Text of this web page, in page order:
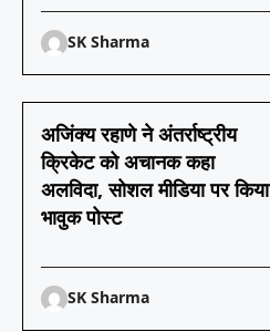
SK Sharma
अजिंक्य रहाणे ने अंतर्राष्ट्रीय
क्रिकेट को अचानक कहा
अलविदा, सोशल मीडिया पर किया
भावुक पोस्ट
SK Sharma